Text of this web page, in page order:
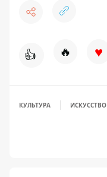
👍 🔥 ♥
КУЛЬТУРА ИСКУССТВО